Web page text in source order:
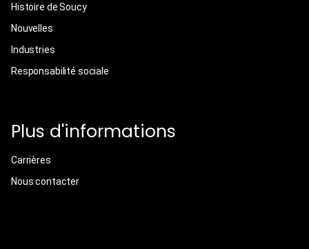
Histoire de Soucy
Nouvelles
Industries
Responsabilité sociale
Plus d'informations
Carrières
Nous contacter